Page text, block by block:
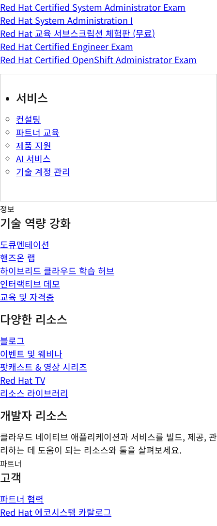
Red Hat Certified System Administrator Exam
Red Hat System Administration I
Red Hat 교육 서브스크립션 체험판 (무료)
Red Hat Certified Engineer Exam
Red Hat Certified OpenShift Administrator Exam
서비스
컨설팅
파트너 교육
제품 지원
AI 서비스
기술 계정 관리
정보
기술 역량 강화
도큐멘테이션
핸즈온 랩
하이브리드 클라우드 학습 허브
인터랙티브 데모
교육 및 자격증
다양한 리소스
블로그
이벤트 및 웨비나
팟캐스트 & 영상 시리즈
Red Hat TV
리소스 라이브러리
개발자 리소스
클라우드 네이티브 애플리케이션과 서비스를 빌드, 제공, 관
리하는 데 도움이 되는 리소스와 툴을 살펴보세요.
파트너
고객
파트너 협력
Red Hat 에코시스템 카탈로그